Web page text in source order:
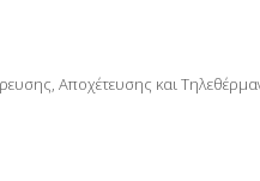
Αποχέτευσης και